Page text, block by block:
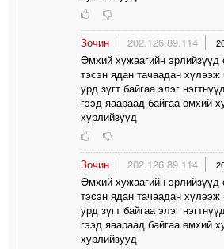
Зочин 202.126.89.114
Өмхий хужаагийн эрлийзүүд
тэсэн ядан тачаадан хүлээж
урд зүгт байгаа элэг
гээд яаараад байгаа өмхий
хурлийзууд
Зочин 202.126.89.114
Өмхий хужаагийн эрлийзүүд
тэсэн ядан тачаадан хүлээж
урд зүгт байгаа элэг
гээд яаараад байгаа өмхий
хурлийзууд